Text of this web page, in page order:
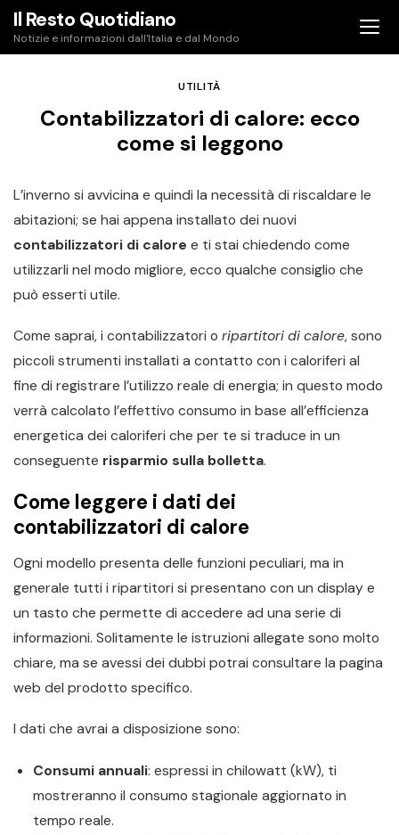
Skip
content
Il Resto Quotidiano
Notizie e informazioni dall'Italia e dal Mondo
UTILITÀ
Contabilizzatori di calore: ecco
come si leggono
L’inverno si avvicina e quindi la necessità di riscaldare le
abitazioni; se hai appena installato dei nuovi
contabilizzatori di calore e ti stai chiedendo come
utilizzarli nel modo migliore, ecco qualche consiglio che
può esserti utile.
Come saprai, i contabilizzatori o ripartitori di calore, sono
piccoli strumenti installati a contatto con i caloriferi al
fine di registrare l’utilizzo reale di energia; in questo modo
verrà calcolato l’effettivo consumo in base all’efficienza
energetica dei caloriferi che per te si traduce in un
conseguente risparmio sulla bolletta.
Come leggere i dati dei
contabilizzatori di calore
Ogni modello presenta delle funzioni peculiari, ma in
generale tutti i ripartitori si presentano con un display e
un tasto che permette di accedere ad una serie di
informazioni. Solitamente le istruzioni allegate sono molto
chiare, ma se avessi dei dubbi potrai consultare la pagina
web del prodotto specifico.
I dati che avrai a disposizione sono:
Consumi annuali: espressi in chilowatt (kW), ti
mostreranno il consumo stagionale aggiornato in
tempo reale.